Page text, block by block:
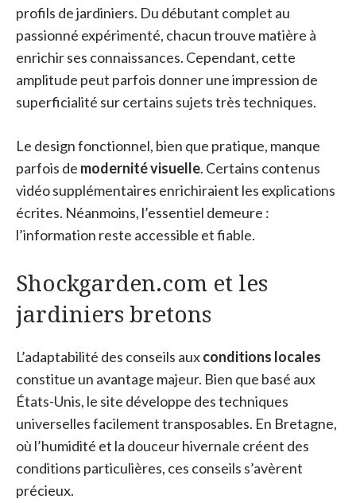
profils de jardiniers. Du débutant complet au
passionné expérimenté, chacun trouve matière à
enrichir ses connaissances. Cependant, cette
amplitude peut parfois donner une impression de
superficialité sur certains sujets très techniques.
Le design fonctionnel, bien que pratique, manque
parfois de modernité visuelle. Certains contenus
vidéo supplémentaires enrichiraient les explications
écrites. Néanmoins, l’essentiel demeure :
l’information reste accessible et fiable.
Shockgarden.com et les
jardiniers bretons
L’adaptabilité des conseils auxconditions locales
constitue un avantage majeur. Bien que basé aux
États-Unis, le site développe des techniques
universelles facilement transposables. En Bretagne,
où l’humidité et la douceur hivernale créent des
conditions particulières, ces conseils s’avèrent
précieux.